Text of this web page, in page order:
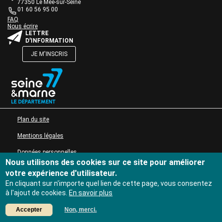
Actions culturelles
Desserte documentaire
Accompagnement au quotidien
Accompagnement de projets
Ressources
Veille professionnelle
Fiches pratiques
Publications
de
texte
77350 Le Mée-sur-Seine
01 60 56 95 00
Bloc
de
texte
Une question ?
FAQ
Nous écrire
Bloc
de
LETTRE
D'INFORMATION
JE M'INSCRIS
texte
MENU PIED DE PAGE
Plan du site
Mentions légales
Données personnelles
Accessibilité : non conforme
Nous utilisons des cookies sur ce site pour améliorer
votre expérience d'utilisateur.
En cliquant sur n'importe quel lien de cette page, vous consentez
à l'ajout de cookies. En savoir plus
Accepter Non, merci.